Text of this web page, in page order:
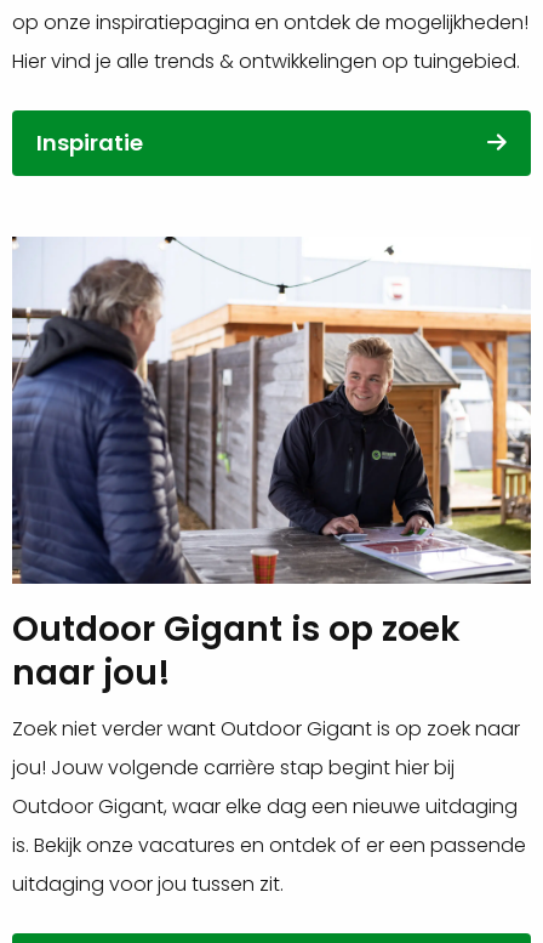
op onze inspiratiepagina en ontdek de mogelijkheden!
Hier vind je alle trends & ontwikkelingen op tuingebied.
Inspiratie
Outdoor Gigant is op zoek
naar jou!
Zoek niet verder want Outdoor Gigant is op zoek naar
jou! Jouw volgende carrière stap begint hier bij
Outdoor Gigant, waar elke dag een nieuwe uitdaging
is. Bekijk onze vacatures en ontdek of er een passende
uitdaging voor jou tussen zit.